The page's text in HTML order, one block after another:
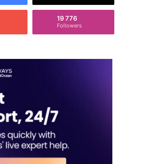
19 776
Followers